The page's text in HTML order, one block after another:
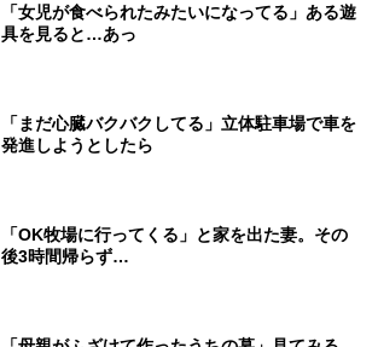
「女児が食べられたみたいになってる」ある遊
具を見ると…あっ
「まだ心臓バクバクしてる」立体駐車場で車を
発進しようとしたら
「OK牧場に行ってくる」と家を出た妻。その
後3時間帰らず…